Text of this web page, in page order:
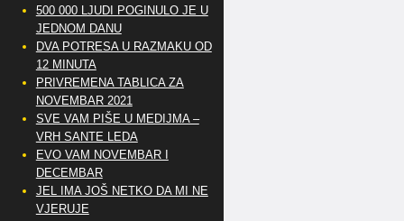
500 000 LJUDI POGINULO JE U
JEDNOM DANU
DVA POTRESA U RAZMAKU OD
12 MINUTA
PRIVREMENA TABLICA ZA
NOVEMBAR 2021
SVE VAM PIŠE U MEDIJMA –
VRH SANTE LEDA
EVO VAM NOVEMBAR I
DECEMBAR
JEL IMA JOŠ NETKO DA MI NE
VJERUJE